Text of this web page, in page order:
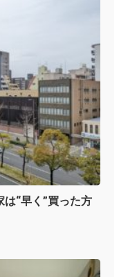
は“早く”買った方